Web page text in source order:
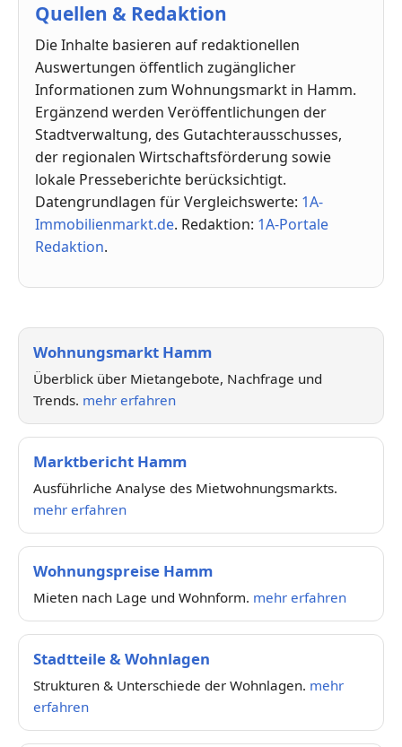
Quellen & Redaktion
Die Inhalte basieren auf redaktionellen
Auswertungen öffentlich zugänglicher
Informationen zum Wohnungsmarkt in Hamm.
Ergänzend werden Veröffentlichungen der
Stadtverwaltung, des Gutachterausschusses,
der regionalen Wirtschaftsförderung sowie
lokale Presseberichte berücksichtigt.
Datengrundlagen für Vergleichswerte: 1A-
Immobilienmarkt.de. Redaktion: 1A-Portale
Redaktion.
Wohnungsmarkt Hamm
Überblick über Mietangebote, Nachfrage und
Trends. mehr erfahren
Marktbericht Hamm
Ausführliche Analyse des Mietwohnungsmarkts.
mehr erfahren
Wohnungspreise Hamm
Mieten nach Lage und Wohnform. mehr erfahren
Stadtteile & Wohnlagen
Strukturen & Unterschiede der Wohnlagen. mehr
erfahren